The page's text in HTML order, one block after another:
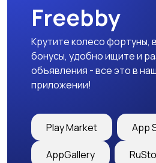
Образование и наука
закупки
Freebby
Крутите колесо фортуны,
бонусы, удобно ищите и
объявления - все это в
приложении!
Play Market App
AppGallery